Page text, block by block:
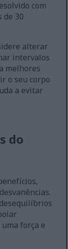
com
de 30
alterar
intervalos
melhores
o seu corpo
a evitar
do
força e